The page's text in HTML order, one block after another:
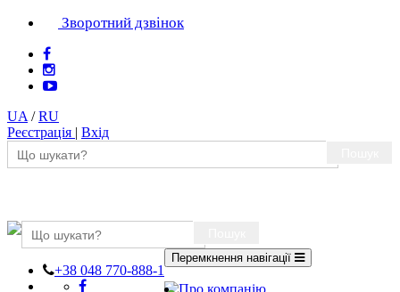
Зворотний дзвінок
UA /RU
Реєстрація | Вхід
+38 048 770-888-1
Перемкнення навігації
Про компанію